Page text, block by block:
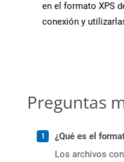
en el formato XPS
conexión y
Preguntas
¿Qué es el
Los archivos